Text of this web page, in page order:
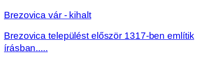
Brezovica vár - kihalt
Brezovica települést először 1317-ben említik
írásban.....